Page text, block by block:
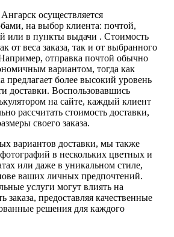
осуществляется
на выбор клиента: почтой,
или в пункты выдачи . Стоимость
от веса заказа, так и от выбранного
отправка почтой обычно
вариантом, тогда как
предлагает более высокий уровень
доставки. Воспользовавшись
на сайте, каждый клиент
рассчитать стоимость доставки,
своего заказа.
вариантов доставки, мы также
в нескольких цветных и
или даже в уникальном стиле,
ваших личных предпочтений.
услуги могут влиять на
заказа, предоставляя качественные
решения для каждого